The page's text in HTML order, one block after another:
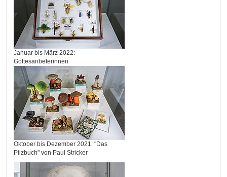
Januar bis März 2022:
Gottesanbeterinnen
Oktober bis Dezember 2021: "Das
Pilzbuch" von Paul Stricker